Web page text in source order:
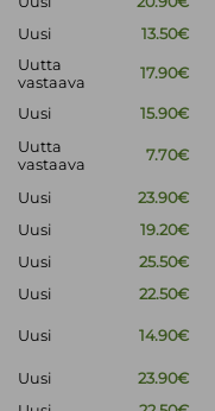
Uusi 13.50€
Uutta
vastaava
17.90€
Uusi
15.90€
Uutta
vastaava
7.70€
Uusi
23.90€
Uusi
19.20€
Uusi
25.50€
Uusi
22.50€
Uusi 14.90€
Uusi
23.90€